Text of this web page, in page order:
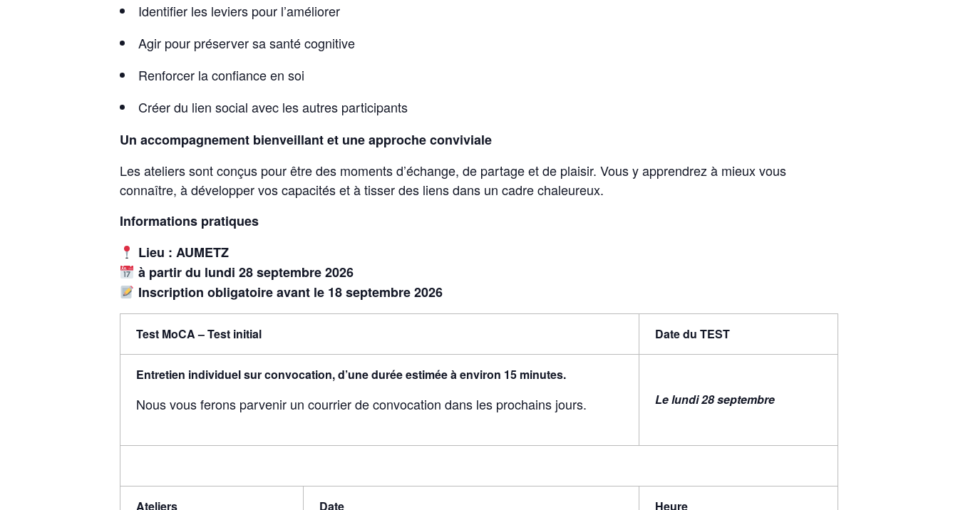
Identifier les leviers pour l’améliorer
Agir pour préserver sa santé cognitive
Renforcer la confiance en soi
Créer du lien social avec les autres participants
Un accompagnement bienveillant et une approche conviviale
Les ateliers sont conçus pour être des moments d’échange, de partage et de plaisir. Vous y apprendrez à mieux vous
connaître, à développer vos capacités et à tisser des liens dans un cadre chaleureux.
Informations pratiques
Lieu : AUMETZ
à partir du lundi 28 septembre 2026
Inscription obligatoire avant le 18 septembre 2026
Test MoCA – Test initial Date du TEST
Entretien individuel sur convocation, d’une durée estimée à environ 15 minutes.
Nous vous ferons parvenir un courrier de convocation dans les prochains jours. Le lundi 28 septembre
Ateliers Date Heure